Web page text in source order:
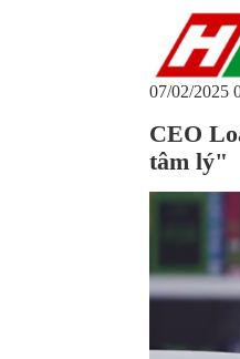
07/02/2025
CEO
tâm lý"